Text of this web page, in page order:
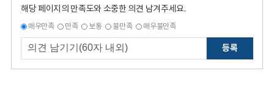
해당 페이지의 만족도와 소중한 의견 남겨주세요.
매우만족 만족 보통 불만족 매우불만족
등록